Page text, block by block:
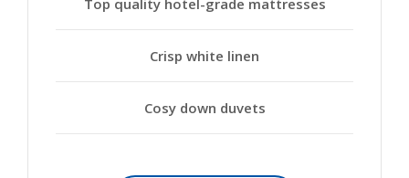
Crisp white linen
Cosy down duvets